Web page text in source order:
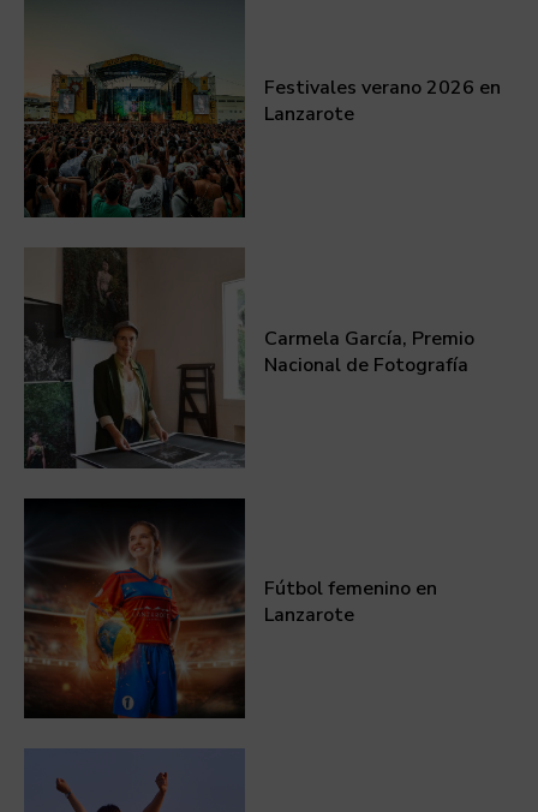
Festivales verano 2026 en
Lanzarote
Carmela García, Premio
Nacional de Fotografía
Fútbol femenino en
Lanzarote